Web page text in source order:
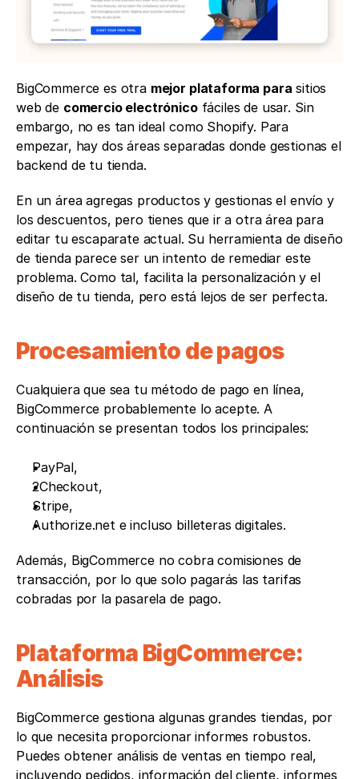
BigCommerce es otra mejor plataforma para sitios
web de comercio electrónico fáciles de usar. Sin
embargo, no es tan ideal como Shopify. Para
empezar, hay dos áreas separadas donde gestionas el
backend de tu tienda.
En un área agregas productos y gestionas el envío y
los descuentos, pero tienes que ir a otra área para
editar tu escaparate actual. Su herramienta de diseño
de tienda parece ser un intento de remediar este
problema. Como tal, facilita la personalización y el
diseño de tu tienda, pero está lejos de ser perfecta.
Procesamiento de pagos
Cualquiera que sea tu método de pago en línea,
BigCommerce probablemente lo acepte. A
continuación se presentan todos los principales:
PayPal,
2Checkout,
Stripe,
Authorize.net e incluso billeteras digitales.
Además, BigCommerce no cobra comisiones de
transacción, por lo que solo pagarás las tarifas
cobradas por la pasarela de pago.
Plataforma BigCommerce:
Análisis
BigCommerce gestiona algunas grandes tiendas, por
lo que necesita proporcionar informes robustos.
Puedes obtener análisis de ventas en tiempo real,
incluyendo pedidos, información del cliente, informes